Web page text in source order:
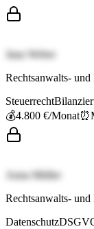
Jana Weber
Rechtsanwalts-
Steuerrecht
💰4.800 €/Monat⏰
Anna Müller
Rechtsanwalts-
Datenschutz